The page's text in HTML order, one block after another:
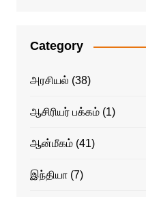
Category
அரசியல் (38)
ஆசிரியர் பக்கம்(1)
ஆன்மீகம்(41)
இந்தியா(7)